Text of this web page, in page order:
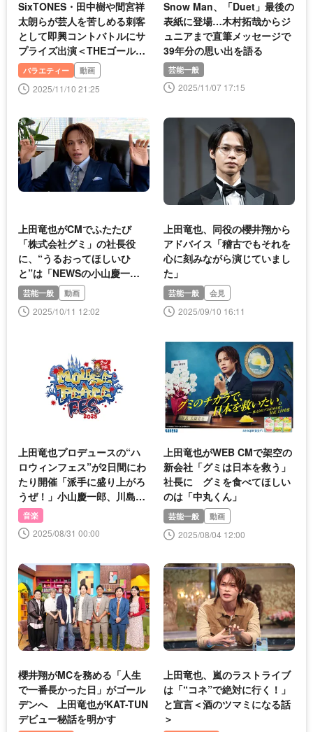
SixTONES・田中樹や間宮祥
太朗らが芸人を苦しめる刺客
として即興コントバトルにサ
プライズ出演＜THEゴールデ
ンコンビ2025＞
バラエティー 動画
2025/11/10 21:25
Snow Man、「Duet」最後の
表紙に登場…木村拓哉からジ
ュニアまで直筆メッセージで
39年分の思い出を語る
芸能一般
2025/11/07 17:15
上田竜也がCMでふたたび
「株式会社グミ」の社長役
に、“うるおってほしいひ
と”は「NEWSの小山慶一
郎」
芸能一般 動画
2025/10/11 12:02
上田竜也、同役の櫻井翔から
アドバイス「稽古でもそれを
心に刻みながら演じていまし
た」
芸能一般 会見
2025/09/10 16:11
上田竜也プロデュースの“ハ
ロウィンフェス”が2日間にわ
たり開催「派手に盛り上がろ
うぜ！」小山慶一郎、川島如
恵留らが集結
音楽
2025/08/31 00:00
上田竜也がWEB CMで架空の
新会社「グミは日本を救う」
社長に グミを食べてほしい
のは「中丸くん」
芸能一般 動画
2025/08/04 12:00
櫻井翔がMCを務める「人生
で一番長かった日」がゴール
デンへ 上田竜也がKAT-TUN
デビュー秘話を明かす
上田竜也、嵐のラストライブ
は「“コネ”で絶対に行く！」
と宣言＜酒のツマミになる話
＞